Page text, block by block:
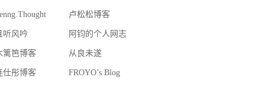
卢松松博客
听风吟 阿钧的个人网志
篱笆博客 从良未遂
仕彤博客 FROYO’s Blog